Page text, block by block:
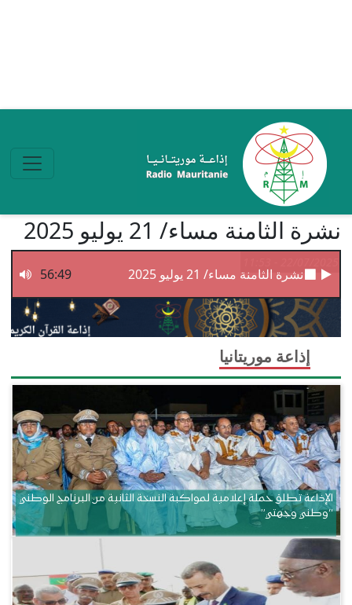
نشرة الثامنة مساء/ 21 يوليو 2025
نشرة الثامنة مساء/ 21 يوليو 2025 56:49
إذاعة موريتانيا
الإذاعة تطلق حملة إعلامية لمواكبة النسخة الثانية من البرنامج الوطني
“وطني وجهتي”